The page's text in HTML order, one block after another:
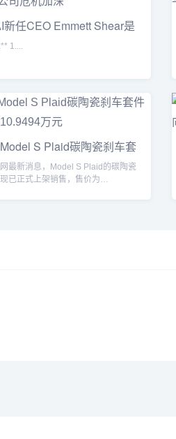
新任CEO Emmett Shear是
**划重点:** 1....
S Plaid碳陶瓷刹车套
最新消息，Model S Plaid的碳陶瓷
已正式上架销售，售价为